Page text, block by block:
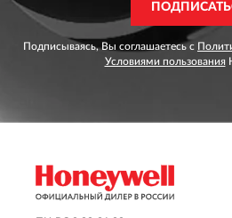
Подписываясь, Вы соглашаетесь с
Условиями пользования